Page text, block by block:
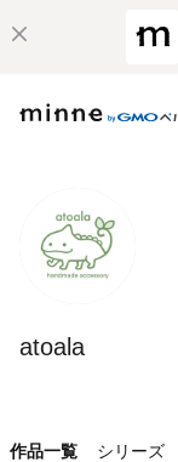
atoala
作品一覧 シリーズ